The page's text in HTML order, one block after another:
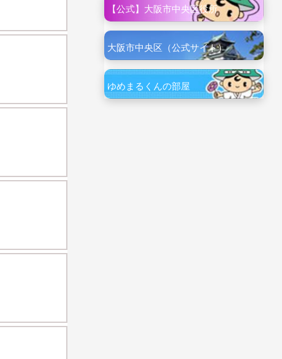
【公式】大阪市中央区役所
大阪市中央区（公式サイト）
ゆめまるくんの部屋